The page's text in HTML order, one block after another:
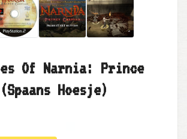
Of Narnia: Prince
Hoesje)